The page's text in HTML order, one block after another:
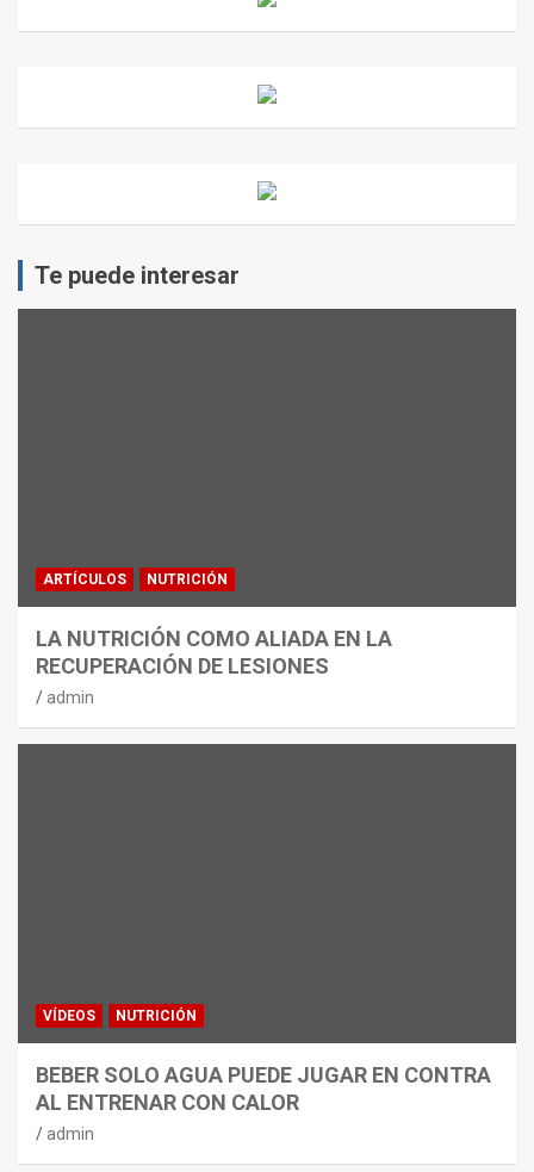
Te puede interesar
ARTÍCULOS NUTRICIÓN
LA NUTRICIÓN COMO ALIADA EN LA
RECUPERACIÓN DE LESIONES
admin
VÍDEOS NUTRICIÓN
BEBER SOLO AGUA PUEDE JUGAR EN CONTRA
AL ENTRENAR CON CALOR
admin